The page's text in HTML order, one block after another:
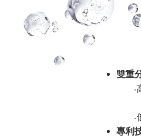
雙重
‧高
撐
‧低
專利